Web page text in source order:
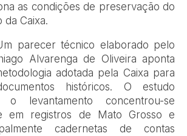
as condições de preservação do
da Caixa.
parecer técnico elaborado pelo
Alvarenga de Oliveira aponta
adotada pela Caixa para
históricos. O estudo
levantamento concentrou-se
em registros de Mato Grosso e
cadernetas de contas